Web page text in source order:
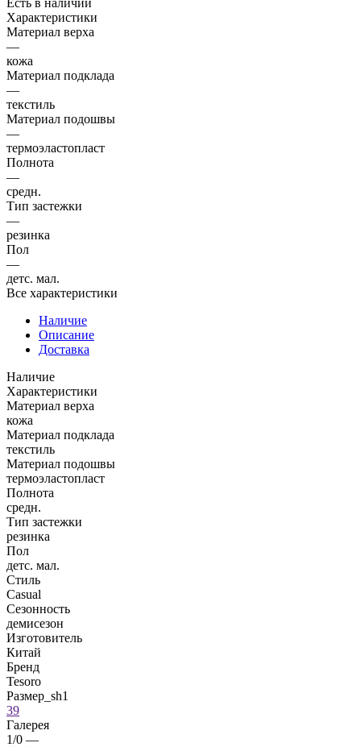
Характеристики
Материал верха
—
кожа
Материал подклада
—
текстиль
Материал подошвы
—
термоэластопласт
Полнота
—
средн.
Тип застежки
—
резинка
Пол
—
детс. мал.
Все характеристики
Наличие
Описание
Доставка
Наличие
Характеристики
Материал верха
кожа
Материал подклада
текстиль
Материал подошвы
термоэластопласт
Полнота
средн.
Тип застежки
резинка
Пол
детс. мал.
Стиль
Casual
Сезонность
демисезон
Изготовитель
Китай
Бренд
Tesoro
Размер_sh1
39
Галерея
1/0 —